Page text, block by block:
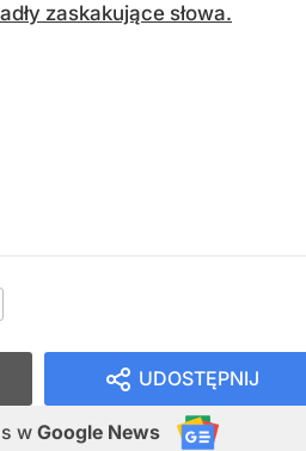
zaskakujące słowa.
UDOSTĘPNIJ
w Google News